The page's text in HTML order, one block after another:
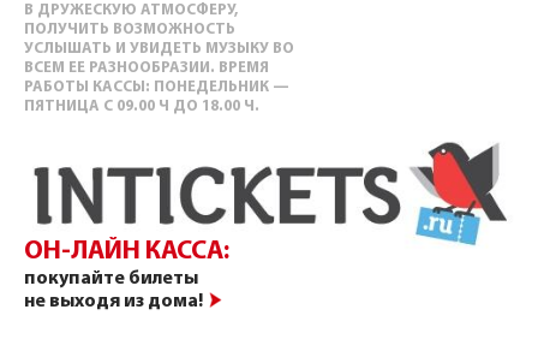
В ДРУЖЕСКУЮ АТМОСФЕРУ,
ПОЛУЧИТЬ ВОЗМОЖНОСТЬ
УСЛЫШАТЬ И УВИДЕТЬ МУЗЫКУ ВО
ВСЕМ ЕЕ РАЗНООБРАЗИИ. ВРЕМЯ
РАБОТЫ КАССЫ: ПОНЕДЕЛЬНИК —
ПЯТНИЦА С 09.00 Ч ДО 18.00 Ч.
ОН-ЛАЙН КАССА:
покупайте билеты
не выходя из дома!